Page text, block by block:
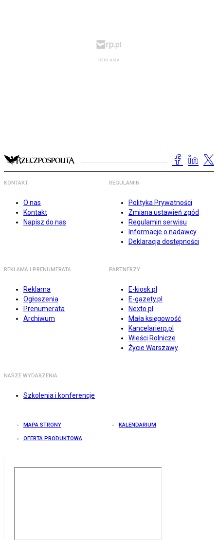
KONTAKT
O nas
Kontakt
Napisz do nas
REGULAMIN
Polityka Prywatności
Zmiana ustawień zgód
Regulamin serwisu
Informacje o nadawcy
Deklaracja dostępności
REKLAMA I PRENUMERATA
Reklama
Ogłoszenia
Prenumerata
Archiwum
PARTNERZY
E-kiosk.pl
E-gazety.pl
Nexto.pl
Mała księgowość
Kancelarierp.pl
Wieści Rolnicze
Życie Warszawy
NASZE WYDARZENIA
Szkolenia i konferencje
MAPA STRONY KALENDARIUM
OFERTA PRODUKTOWA